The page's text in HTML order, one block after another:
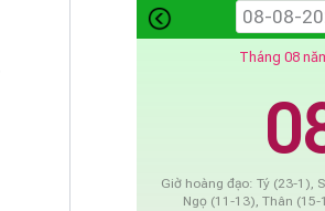
Tháng 08
Giờ hoàng đạo: Tý (23-1),
Ngọ (11-13), Thân